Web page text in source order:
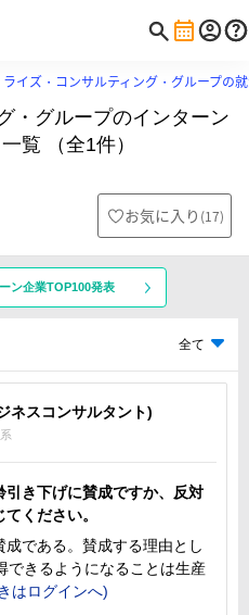
ライズ・コンサルティング・グループの
・グループのインターン
覧 （全1件）
お気に入り (17)
ン企業TOP100発表
全て
ネスコンサルタント)
き下げに賛成ですか、反対
ください。
である。賛成する理由とし
できるようになることは生産